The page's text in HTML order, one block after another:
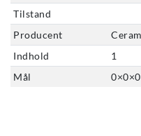
Tilstand
Producent
Indhold
1
Mål
0×0×0